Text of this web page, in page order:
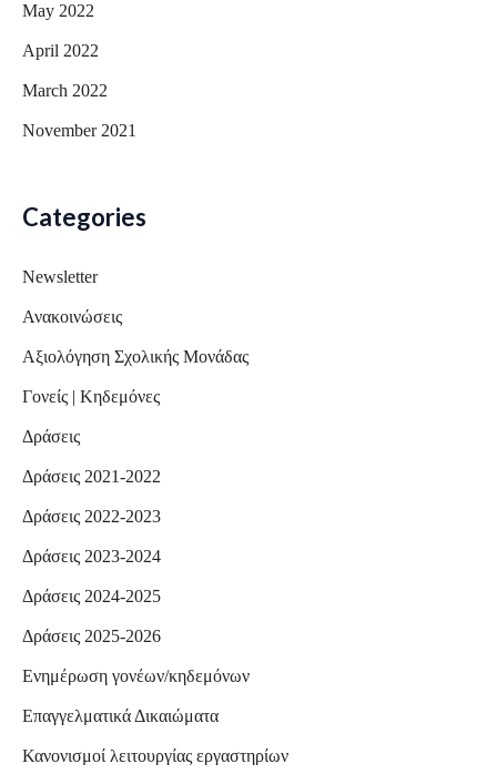
May 2022
April 2022
March 2022
November 2021
Categories
Newsletter
Ανακοινώσεις
Αξιολόγηση Σχολικής Μονάδας
Γονείς | Κηδεμόνες
Δράσεις
Δράσεις 2021-2022
Δράσεις 2022-2023
Δράσεις 2023-2024
Δράσεις 2024-2025
Δράσεις 2025-2026
Ενημέρωση γονέων/κηδεμόνων
Επαγγελματικά Δικαιώματα
Κανονισμοί λειτουργίας εργαστηρίων